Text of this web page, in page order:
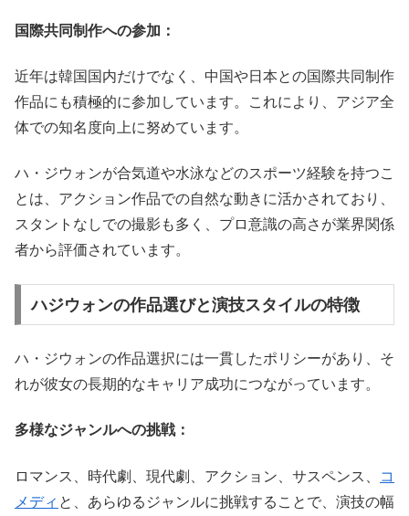
国際共同制作への参加：
近年は韓国国内だけでなく、中国や日本との国際共同制作
作品にも積極的に参加しています。これにより、アジア全
体での知名度向上に努めています。
ハ・ジウォンが合気道や水泳などのスポーツ経験を持つこ
とは、アクション作品での自然な動きに活かされており、
スタントなしでの撮影も多く、プロ意識の高さが業界関係
者から評価されています。
ハジウォンの作品選びと演技スタイルの特徴
ハ・ジウォンの作品選択には一貫したポリシーがあり、そ
れが彼女の長期的なキャリア成功につながっています。
多様なジャンルへの挑戦：
ロマンス、時代劇、現代劇、アクション、サスペンス、
コ
メディ と、あらゆるジャンルに挑戦することで、演技の幅